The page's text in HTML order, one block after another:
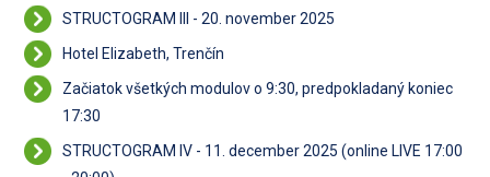
STRUCTOGRAM III - 20. november 2025
Hotel Elizabeth, Trenčín
Začiatok všetkých modulov o 9:30, predpokladaný koniec
17:30
STRUCTOGRAM IV - 11. december 2025 (online LIVE 17:00